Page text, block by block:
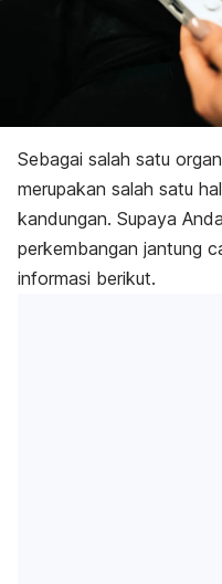
Sebagai salah satu
merupakan salah satu
kandungan. Supaya
perkembangan jantung
informasi berikut.